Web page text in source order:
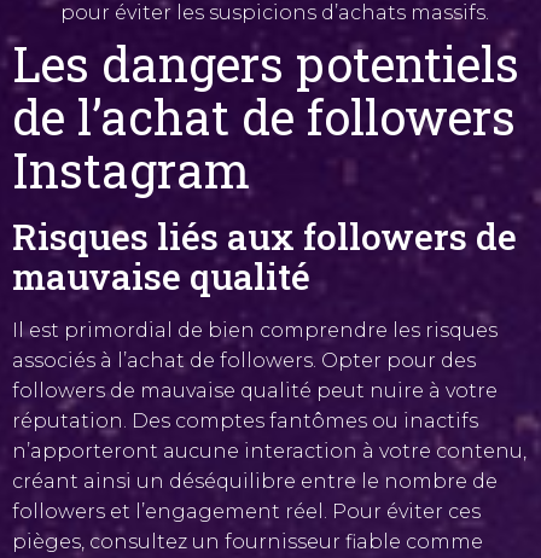
pour éviter les suspicions d’achats massifs.
Les dangers potentiels
de l’achat de followers
Instagram
Risques liés aux followers de
mauvaise qualité
Il est primordial de bien comprendre les risques
associés à l’achat de followers. Opter pour des
followers de mauvaise qualité peut nuire à votre
réputation. Des comptes fantômes ou inactifs
n’apporteront aucune interaction à votre contenu,
créant ainsi un déséquilibre entre le nombre de
followers et l’engagement réel. Pour éviter ces
pièges, consultez un fournisseur fiable comme